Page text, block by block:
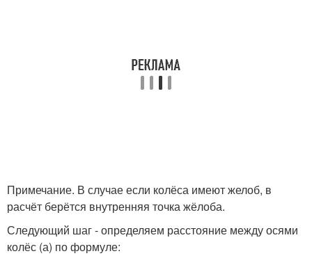
Примечание. В случае если колёса имеют желоб, в
расчёт берётся внутренняя точка жёлоба.
Следующий шаг - определяем расстояние между осями
колёс (а) по формуле: